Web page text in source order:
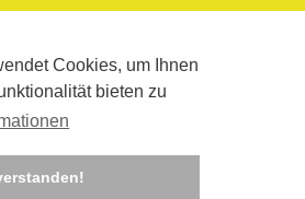
Cookies, um Ihnen
bieten zu